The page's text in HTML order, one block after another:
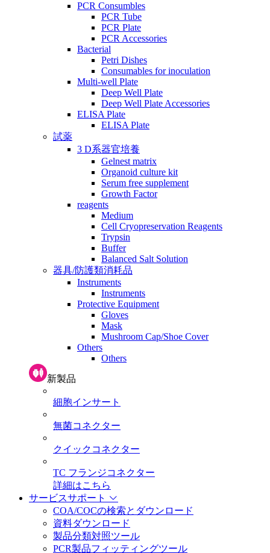
PCR Consumbles
PCR Tube
PCR Plate
PCR Accessories
Bacterial
Petri Dishes
Consumables for inoculation
Multi-well Plate
Deep Well Plate
Deep Well Plate Accessories
ELISA Plate
ELISA Plate
試薬
3 D系器官培養
Gelnest matrix
Organoid culture kit
Serum free supplement
Growth Factor
reagents
Medium
Cell Cryopreservation Reagents
Trypsin
Buffer
Balanced Salt Solution
器具/防護類消耗品
Instruments
Instruments
Protective Equipment
Gloves
Mask
Mushroom Cap/Shoe Cover
Others
Others
新製品
細胞インサート
無菌コネクター
クイックコネクター
TC フランジコネクター
詳細はこちら
サービスサポート
COA/COCの検索とダウンロード
資料ダウンロード
製品分類対照ツール
PCR製品フィッティングツール